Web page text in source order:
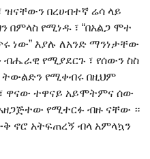
በረሀብተኛ ሬሳ ላይ
በምላስ የሚነዱ ፣ “በአልጋ ሞተ
ነው” እያሉ ለአንድ ማንነታቸው
የሚያደርጉ ፣ የሰውን ስስ
ትውልድን የሚቀብሩ በዚህም
ዋናው ተዋናይ አይሞትምና ሰው
የሚተርፉ ብዙ ናቸው ።
ኖሮ አትፍጠረኝ ብላ አምላኳን